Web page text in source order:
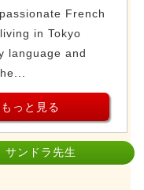
French
in Tokyo
language and
っと見る
ンドラ先生